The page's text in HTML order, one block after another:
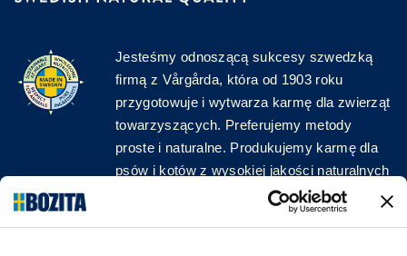
Jesteśmy odnoszącą sukcesy szwedzką
firmą z Vårgårda, która od 1903 roku
przygotowuje i wytwarza karmę dla zwierząt
towarzyszących. Preferujemy metody
proste i naturalne. Produkujemy karmę dla
psów i kotów z wysokiej jakości naturalnych
surowców, bez zbędnych dodatków!
ŚLEDŹ NAS W MEDIACH